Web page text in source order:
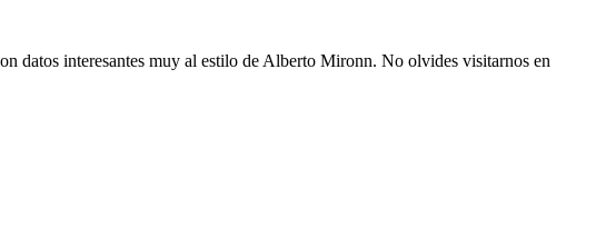
datos interesantes muy al estilo de Alberto Mironn. No olvides visitarnos en